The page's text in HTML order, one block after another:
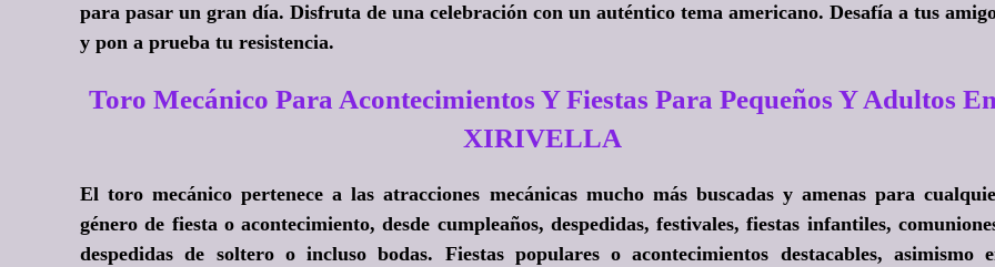
para pasar un gran día. Disfruta de una celebración con un auténtico tema americano. Desafía a tus
y pon a prueba tu resistencia.
Toro Mecánico Para Acontecimientos Y Fiestas Para Pequeños Y Adultos
XIRIVELLA
El toro mecánico pertenece a las atracciones mecánicas mucho más buscadas y amenas para
género de fiesta o acontecimiento, desde cumpleaños, despedidas, festivales, fiestas infantiles,
despedidas de soltero o incluso bodas. Fiestas populares o acontecimientos destacables, asimismo